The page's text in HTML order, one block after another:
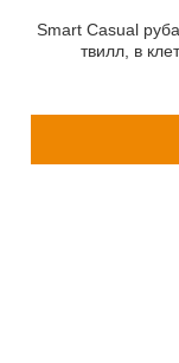
Smart Casual
твилл, в